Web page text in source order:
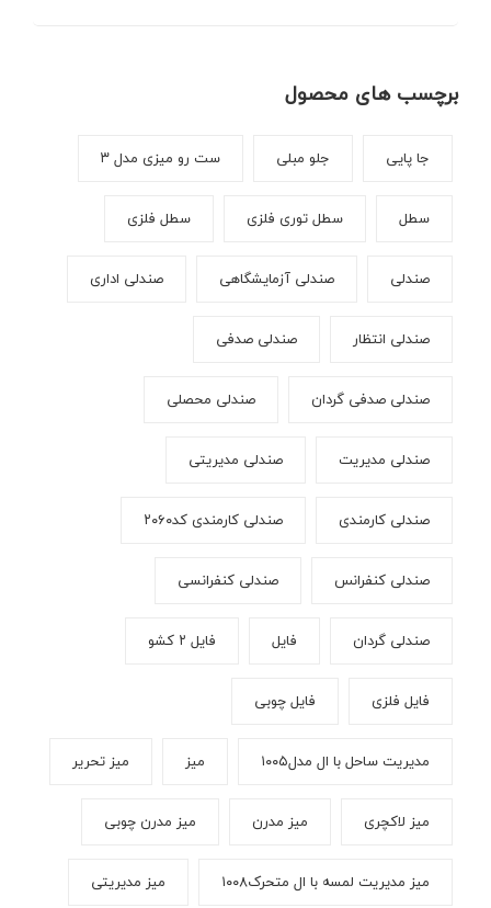
برچسب های محصول
جا پایی جلو مبلی ست رو میزی مدل ۳
سطل سطل توری فلزی سطل فلزی
صندلی صندلی آزمایشگاهی صندلی اداری
صندلی انتظار صندلی صدفی
صندلی صدفی گردان صندلی محصلی
صندلی مدیریت صندلی مدیریتی
صندلی کارمندی صندلی کارمندی کد۲۰۶۰
صندلی کنفرانس صندلی کنفرانسی
صندلی گردان فایل فایل ۲ کشو
فایل فلزی فایل چوبی
مدیریت ساحل با ال مدل۱۰۰۵ میز میز تحریر
میز لاکچری میز مدرن میز مدرن چوبی
میز مدیریت لمسه با ال متحرک۱۰۰۸ میز مدیریتی